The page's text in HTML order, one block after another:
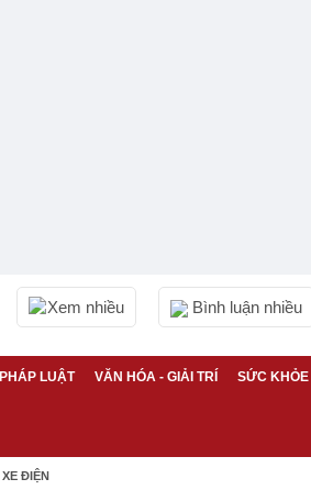
Xem nhiều Bình luận nhiều
PHÁP LUẬT VĂN HÓA - GIẢI TRÍ SỨC KHỎE
XE ĐIỆN